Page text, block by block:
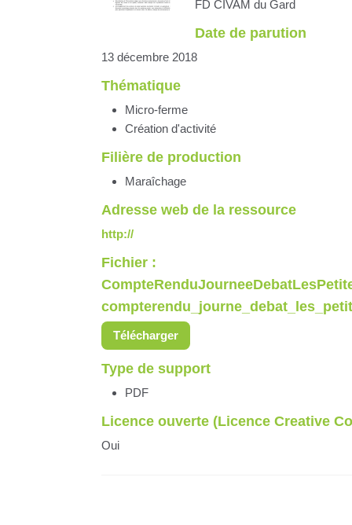
FD CIVAM du Gard
Date de parution
13 décembre 2018
Thématique
Micro-ferme
Création d'activité
Filière de production
Maraîchage
Adresse web de la ressource
http://
Fichier :
Télécharger
Type de support
PDF
Licence ouverte (Licence Creative
Oui